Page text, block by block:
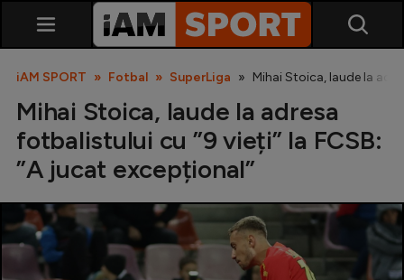
SuperLiga
Liga 2
iAM SPORT Fotbal SuperLiga Mihai Stoica, laude la
Mihai Stoica, laude la adresa
fotbalistului cu ”9 vieți” la FCSB:
”A jucat excepțional”